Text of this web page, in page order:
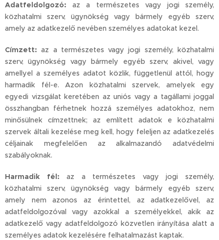
Adatfeldolgozó: az a természetes vagy jogi személy,
közhatalmi szerv, ügynökség vagy bármely egyéb szerv,
amely az adatkezelő nevében személyes adatokat kezel.
Címzett: az a természetes vagy jogi személy, közhatalmi
szerv, ügynökség vagy bármely egyéb szerv, akivel, vagy
amellyel a személyes adatot közlik, függetlenül attól, hogy
harmadik fél-e. Azon közhatalmi szervek, amelyek egy
egyedi vizsgálat keretében az uniós vagy a tagállami joggal
összhangban férhetnek hozzá személyes adatokhoz, nem
minősülnek címzettnek; az említett adatok e közhatalmi
szervek általi kezelése meg kell, hogy feleljen az adatkezelés
céljainak megfelelően az alkalmazandó adatvédelmi
szabályoknak.
Harmadik fél: az a természetes vagy jogi személy,
közhatalmi szerv, ügynökség vagy bármely egyéb szerv,
amely nem azonos az érintettel, az adatkezelővel, az
adatfeldolgozóval vagy azokkal a személyekkel, akik az
adatkezelő vagy adatfeldolgozó közvetlen irányítása alatt a
személyes adatok kezelésére felhatalmazást kaptak.